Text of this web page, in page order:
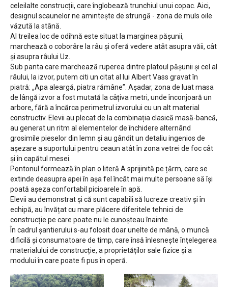
celeilalte construcții, care înglobează trunchiul unui copac. Aici,
designul scaunelor ne amintește de strungă - zona de muls oile
văzută la stână.
Al treilea loc de odihnă este situat la marginea pășunii,
marchează o coborâre la râu și oferă vedere atât asupra văii, cât
și asupra râului Uz.
Sub panta care marchează ruperea dintre platoul pășunii și cel al
râului, la izvor, putem citi un citat al lui Albert Vass gravat în
piatră: „Apa aleargă, piatra rămâne”. Așadar, zona de luat masa
de lângă izvor a fost mutată la câțiva metri, unde înconjoară un
arbore, fără a încărca perimetrul izvorului cu un alt material
constructiv. Elevii au plecat de la combinația clasică masă-bancă,
au generat un ritm al elementelor de închidere alternând
grosimile pieselor din lemn și au gândit un detaliu ingenios de
așezare a suportului pentru ceaun atât în zona vetrei de foc cât
și în capătul mesei.
Pontonul formează în plan o literă A sprijinită pe țărm, care se
extinde deasupra apei în așa fel încât mai multe persoane să își
poată așeza confortabil picioarele în apă.
Elevii au demonstrat și că sunt capabili să lucreze creativ și în
echipă, au învățat cu mare plăcere diferitele tehnici de
construcție pe care poate nu le cunoșteau înainte.
În cadrul șantierului s-au folosit doar unelte de mână, o muncă
dificilă și consumatoare de timp, care însă înlesnește înțelegerea
materialului de construcție, a proprietăților sale fizice și a
modului în care poate fi pus în operă.